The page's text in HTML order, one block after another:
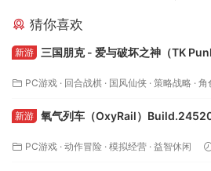
猜你喜欢
新游
三国朋克 - 爱与破坏之神（TK
PC游戏 · 回合战棋 · 国风仙侠 · 策略战略 · 角
新游 氧气列车（OxyRail）
PC游戏 · 动作冒险 · 模拟经营 · 益智休闲